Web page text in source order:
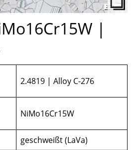
|
2.4819 | Alloy C-276
NiMo16Cr15W
geschweißt (LaVa)